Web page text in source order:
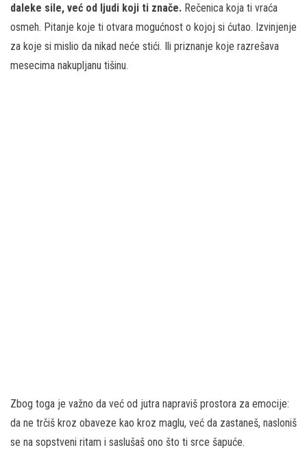
daleke sile, već od ljudi koji ti znače. Rečenica koja ti vraća
osmeh. Pitanje koje ti otvara mogućnost o kojoj si ćutao. Izvinjenje
za koje si mislio da nikad neće stići. Ili priznanje koje razrešava
mesecima nakupljanu tišinu.
Zbog toga je važno da već od jutra napraviš prostora za emocije:
da ne trčiš kroz obaveze kao kroz maglu, već da zastaneš, nasloniš
se na sopstveni ritam i saslušaš ono što ti srce šapuće.